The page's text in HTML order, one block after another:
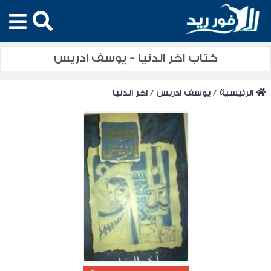
كتاب اخر الدنيا - يوسف ادريس
الرئيسية /يوسف ادريس /اخر الدنيا